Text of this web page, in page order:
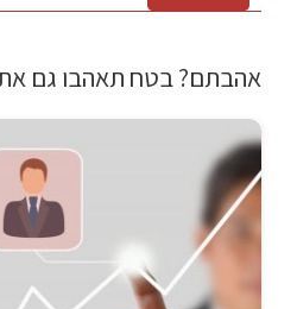
אהבתם? בטח תאהבו גם